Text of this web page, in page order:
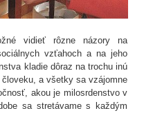
vidieť rôzne názory na
vzťahoch a na jeho
kladie dôraz na trochu inú
a všetky sa vzájomne
akou je milosrdenstvo v
sa stretávame s každým